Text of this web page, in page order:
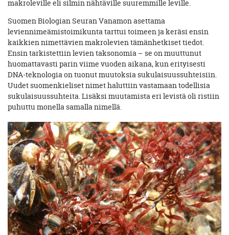
makroleville eli silmin nähtäville suuremmille leville.
Suomen Biologian Seuran Vanamon asettama
leviennimeämistoimikunta tarttui toimeen ja keräsi ensin
kaikkien nimettävien makrolevien tämänhetkiset tiedot.
Ensin tarkistettiin levien taksonomia – se on muuttunut
huomattavasti parin viime vuoden aikana, kun erityisesti
DNA-teknologia on tuonut muutoksia sukulaisuussuhteisiin.
Uudet suomenkieliset nimet haluttiin vastamaan todellisia
sukulaisuussuhteita. Lisäksi muutamista eri levistä oli ristiin
puhuttu monella samalla nimellä.